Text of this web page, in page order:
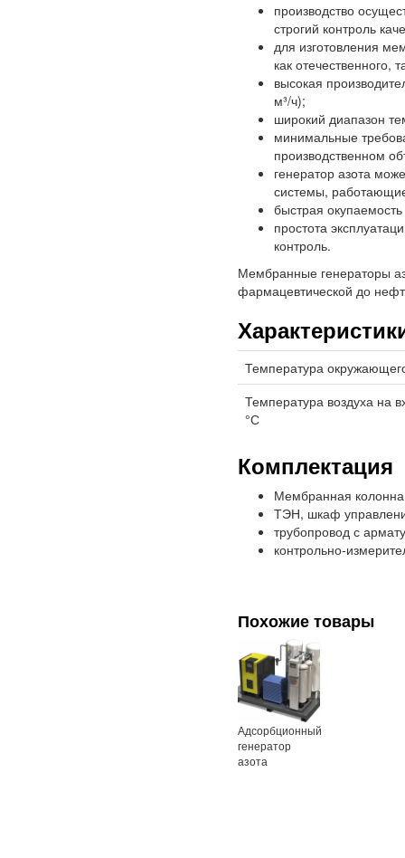
производство
строгий контроль
для изготовления
как отечественного,
высокая
м³/ч);
широкий диапазон
минимальные
производственном
генератор азота
системы,
быстрая
простота
контроль.
Мембранные генераторы
фармацевтической до
Температура
Температура воздуха на
°С
Комплектация
Мембранная
ТЭН, шкаф
трубопровод с
контрольно-
Похожие товары
Адсорбционный
генератор
азота